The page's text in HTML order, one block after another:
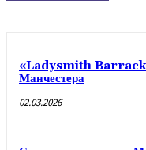
«Ladysmith
Манчестера
02.03.2026